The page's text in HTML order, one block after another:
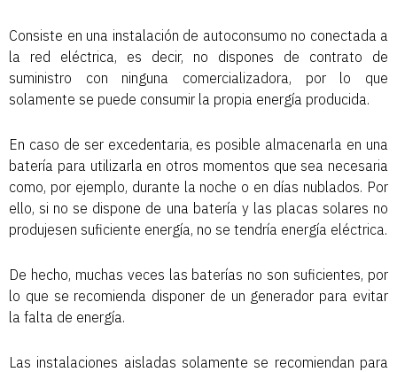
Consiste en una instalación de autoconsumo no conectada a
la red eléctrica, es decir, no dispones de contrato de
suministro con ninguna comercializadora, por lo que
solamente se puede consumir la propia energía producida.
En caso de ser excedentaria, es posible almacenarla en una
batería para utilizarla en otros momentos que sea necesaria
como, por ejemplo, durante la noche o en días nublados. Por
ello, si no se dispone de una batería y las placas solares no
produjesen suficiente energía, no se tendría energía eléctrica.
De hecho, muchas veces las baterías no son suficientes, por
lo que se recomienda disponer de un generador para evitar
la falta de energía.
Las instalaciones aisladas solamente se recomiendan para